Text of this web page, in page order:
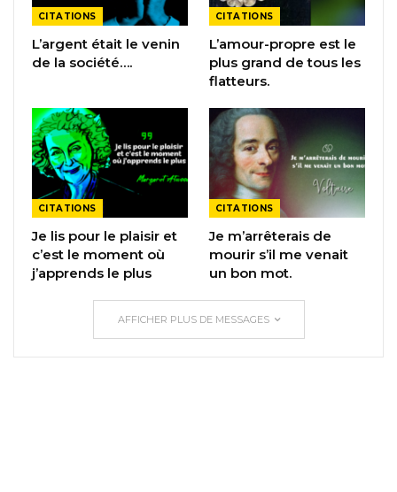
CITATIONS
L’argent était le venin
de la société….
CITATIONS
L’amour-propre est le
plus grand de tous les
flatteurs.
CITATIONS
Je lis pour le plaisir et
c’est le moment où
j’apprends le plus
CITATIONS
Je m’arrêterais de
mourir s’il me venait
un bon mot.
AFFICHER PLUS DE MESSAGES